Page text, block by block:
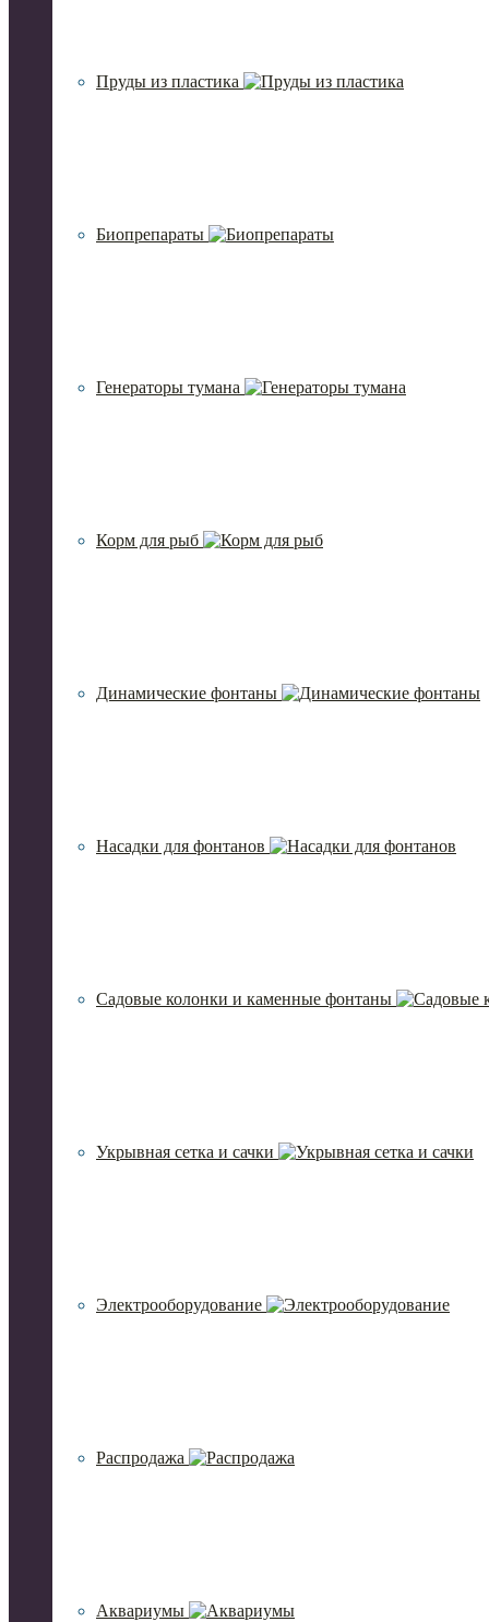
Пруды из пластика
Биопрепараты
Генераторы тумана
Корм для рыб
Динамические фонтаны
Насадки для фонтанов
Садовые колонки и каменные фонтаны
Укрывная сетка и сачки
Электрооборудование
Распродажа
Аквариумы